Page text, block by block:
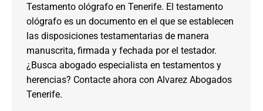
Testamento ológrafo en Tenerife. El testamento
ológrafo es un documento en el que se establecen
las disposiciones testamentarias de manera
manuscrita, firmada y fechada por el testador.
¿Busca abogado especialista en testamentos y
herencias? Contacte ahora con Alvarez Abogados
Tenerife.